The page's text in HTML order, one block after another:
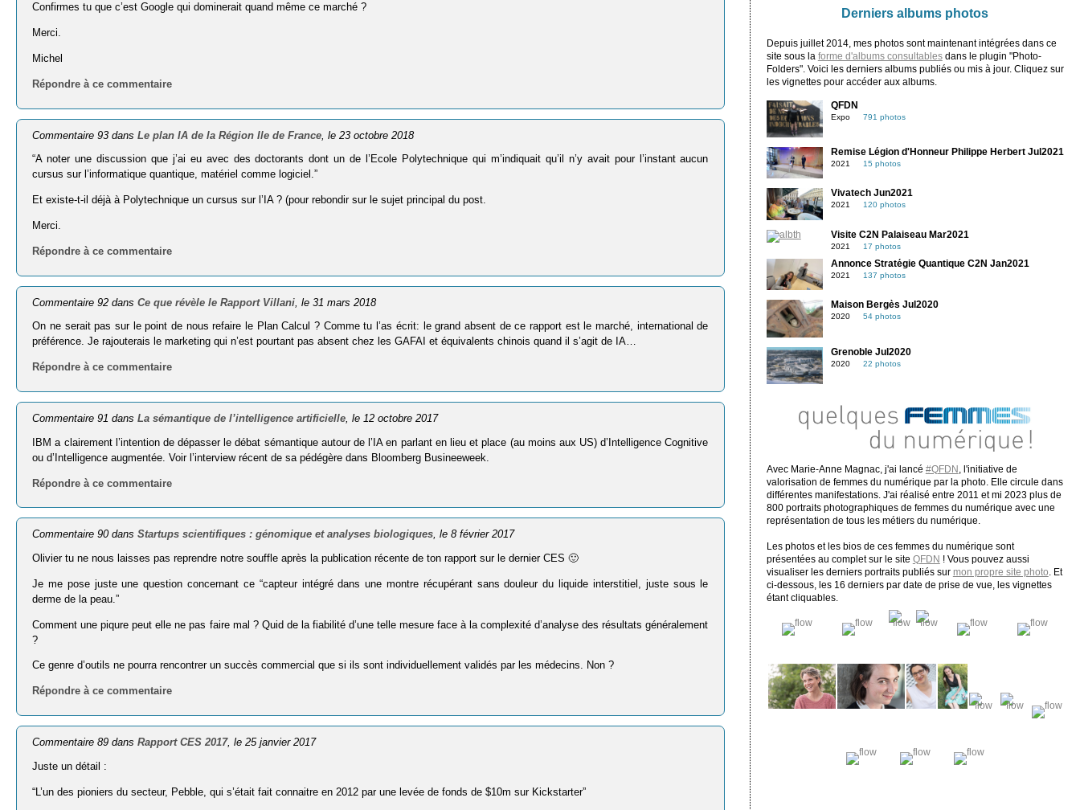
Confirmes tu que c’est Google qui dominerait quand même ce marché ?
Merci.
Michel
Répondre à ce commentaire
Commentaire 93 dansLe plan IA de la Région Ile de France , le 23 octobre 2018
“A noter une discussion que j’ai eu avec des doctorants dont un de l’Ecole Polytechnique qui m’indiquait qu’il n’y avait pour l’instant aucun
cursus sur l’informatique quantique, matériel comme logiciel.”
Et existe-t-il déjà à Polytechnique un cursus sur l’IA ? (pour rebondir sur le sujet principal du post.
Merci.
Répondre à ce commentaire
Commentaire 92 dansCe que révèle le Rapport Villani , le 31 mars 2018
On ne serait pas sur le point de nous refaire le Plan Calcul ? Comme tu l’as écrit: le grand absent de ce rapport est le marché, international de
préférence. Je rajouterais le marketing qui n’est pourtant pas absent chez les GAFAI et équivalents chinois quand il s’agit de IA…
Répondre à ce commentaire
Commentaire 91 dansLa sémantique de l’intelligence artificielle , le 12 octobre 2017
IBM a clairement l’intention de dépasser le débat sémantique autour de l’IA en parlant en lieu et place (au moins aux US) d’Intelligence Cognitive
ou d’Intelligence augmentée. Voir l’interview récent de sa pédégère dans Bloomberg Busineeweek.
Répondre à ce commentaire
Commentaire 90 dansStartups scientifiques : génomique et analyses biologiques, le 8 février 2017
Olivier tu ne nous laisses pas reprendre notre souffle après la publication récente de ton rapport sur le dernier CES 🙂
Je me pose juste une question concernant ce “capteur intégré dans une montre récupérant sans douleur du liquide interstitiel, juste sous le
derme de la peau.”
Comment une piqure peut elle ne pas faire mal ? Quid de la fiabilité d’une telle mesure face à la complexité d’analyse des résultats généralement
?
Ce genre d’outils ne pourra rencontrer un succès commercial que si ils sont individuellement validés par les médecins. Non ?
Répondre à ce commentaire
Commentaire 89 dansRapport CES 2017, le 25 janvier 2017
Juste un détail :
“L’un des pioniers du secteur, Pebble, qui s’était fait connaitre en 2012 par une levée de fonds de $10m sur Kickstarter”
Derniers albums photos
Depuis juillet 2014, mes photos sont maintenant intégrées dans ce
site sous la forme d'albums consultablesdans le plugin "Photo-
Folders". Voici les derniers albums publiés ou mis à jour. Cliquez sur
les vignettes pour accéder aux albums.
QFDN
Expo 791 photos
Remise Légion d'Honneur Philippe Herbert Jul2021
2021 15 photos
Vivatech Jun2021
2021 120 photos
Visite C2N Palaiseau Mar2021
2021 17 photos
Annonce Stratégie Quantique C2N Jan2021
2021 137 photos
Maison Bergès Jul2020
2020 54 photos
Grenoble Jul2020
2020 22 photos
Avec Marie-Anne Magnac, j'ai lancé #QFDN
, l'initiative de
valorisation de femmes du numérique par la photo. Elle circule dans
différentes manifestations. J'ai réalisé entre 2011 et mi 2023 plus de
800 portraits photographiques de femmes du numérique avec une
représentation de tous les métiers du numérique.
Les photos et les bios de ces femmes du numérique sont
présentées au complet sur le site QFDN ! Vous pouvez aussi
visualiser les derniers portraits publiés sur mon propre site photo . Et
ci-dessous, les 16 derniers par date de prise de vue, les vignettes
étant cliquables.